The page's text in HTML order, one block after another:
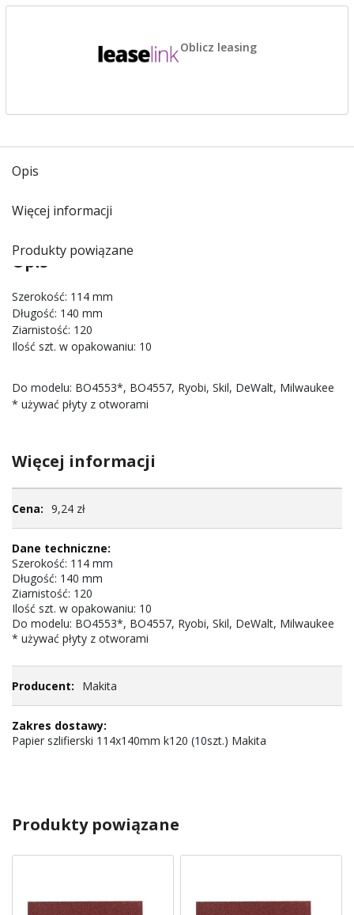
Oblicz leasing
Opis
Więcej informacji
Produkty powiązane
Opis
Szerokość: 114 mm
Długość: 140 mm
Ziarnistość: 120
Ilość szt. w opakowaniu: 10
Do modelu: BO4553*, BO4557, Ryobi, Skil, DeWalt, Milwaukee
* używać płyty z otworami
Więcej informacji
informacji9,24 zł
Szerokość: 114 mm
Długość: 140 mm
Ziarnistość: 120
Ilość szt. w opakowaniu: 10
Do modelu: BO4553*, BO4557, Ryobi, Skil, DeWalt, Milwaukee
* używać płyty z otworami
Makita
Papier szlifierski 114x140mm k120 (10szt.) Makita
Produkty powiązane